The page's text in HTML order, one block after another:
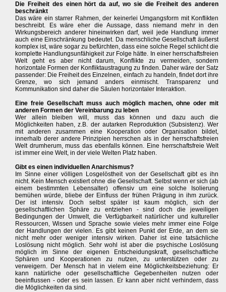
Die Freiheit des einen hört da auf, wo sie die Freiheit des anderen
beschränkt
Das wäre ein starrer Rahmen, der keinerlei Umgangsform mit Konflikten
beschreibt. Es wäre eher die Aussage, dass niemand mehr in den
Wirkungsbereich anderer hineinwirken darf, weil jede Handlung immer
auch eine Einschränkung bedeutet. Da menschliche Gesellschaft äußerst
komplex ist, wäre sogar zu befürchten, dass eine solche Regel schlicht die
komplette Handlungsunfähigkeit zur Folge hätte. In einer herrschaftsfreien
Welt geht es aber nicht darum, Konflikte zu vermeiden, sondern
horizontale Formen der Konfliktaustragung zu finden. Daher wäre der Satz
passender: Die Freiheit des Einzelnen, einfach zu handeln, findet dort ihre
Grenze, wo sich jemand anders einmischt. Transparenz und
Kommunikation sind daher die Säulen horizontaler Interaktion.
Eine freie Gesellschaft muss auch möglich machen, ohne oder mit
anderen Formen der Vereinbarung zu leben
Wer allein bleiben will, muss das können und dazu auch die
Möglichkeiten haben, z.B. der autarken Reproduktion (Subsistenz). Wer
mit anderen zusammen eine Kooperation oder Organisation bildet,
innerhalb derer andere Prinzipien herrschen als in der herrschaftsfreien
Welt drumherum, muss das ebenfalls können. Eine herrschaftsfreie Welt
ist immer eine Welt, in der viele Welten Platz haben.
Gibt es einen individuellen Anarchismus?
Im Sinne einer völligen Losgelöstheit von der Gesellschaft gibt es ihn
nicht. Kein Mensch existiert ohne die Gesellschaft. Selbst wenn er sich (ab
einem bestimmten Lebensalter) offensiv um eine solche Isolierung
bemühen würde, bliebe der Einfluss der frühen Prägung in ihm zurück.
Der ist intensiv. Doch selbst später ist kaum möglich, sich der
gesellschaftlichen Sphäre zu entziehen - sind doch die jeweiligen
Bedingungen der Umwelt, die Verfügbarkeit natürlicher und kultureller
Ressourcen, Wissen und Sprache sowie vieles mehr immer eine Folge
der Handlungen der vielen. Es gibt keinen Punkt der Erde, an dem sie
nicht mehr oder weniger intensiv wirken. Daher ist eine tatsächliche
Loslösung nicht möglich. Sehr wohl ist aber die psychische Loslösung
möglich im Sinne der eigenen Entscheidungskraft, gesellschaftliche
Sphären und Kooperationen zu nutzen, zu unterstützen oder zu
verweigern. Der Mensch hat in vielem eine Möglichkeitsbeziehung: Er
kann natürliche oder gesellschaftliche Gegebenheiten nutzen oder
beeinflussen - oder es sein lassen. Er kann aber nicht verhindern, dass
die Möglichkeiten da sind.